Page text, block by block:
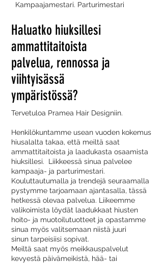
Kampaajamestari. Parturimestari
Haluatko hiuksillesi
ammattitaitoista
palvelua, rennossa ja
viihtyisässä
ympäristössä?
Tervetuloa Pramea Hair Designiin.
Henkilökuntamme usean vuoden kokemus
hiusalalta takaa, että meiltä saat
ammattitaitoista ja laadukasta osaamista
hiuksillesi. Liikkeessä sinua palvelee
kampaaja- ja parturimestari.
Kouluttautumalla ja trendejä seuraamalla
pystymme tarjoamaan ajantasalla, tässä
hetkessä olevaa palvelua. Liikeemme
valikoimista löydät laadukkaat hiusten
hoito- ja muotoilutuotteet ja opastamme
sinua myös valitsemaan niistä juuri
sinun tarpeisiisi sopivat.
Meiltä saat myös meikkauspalvelut
kevyestä päivämeikistä, hää- tai